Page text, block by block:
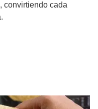
convirtiendo cada